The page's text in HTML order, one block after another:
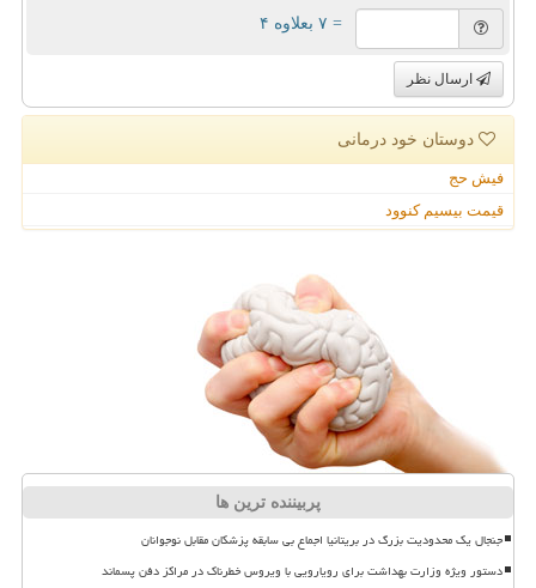
= ۷ بعلاوه ۴
ارسال نظر
دوستان خود درمانی
فیش حج
قیمت بیسیم کنوود
پربیننده ترین ها
جنجال یک محدودیت بزرگ در بریتانیا اجماع بی سابقه پزشکان مقابل نوجوانان
دستور ویژه وزارت بهداشت برای رویارویی با ویروس خطرناک در مراکز دفن پسماند